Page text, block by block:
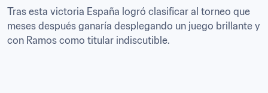
Tras esta victoria España logró clasificar al torneo que
meses después ganaría desplegando un juego brillante y
con Ramos como titular indiscutible.